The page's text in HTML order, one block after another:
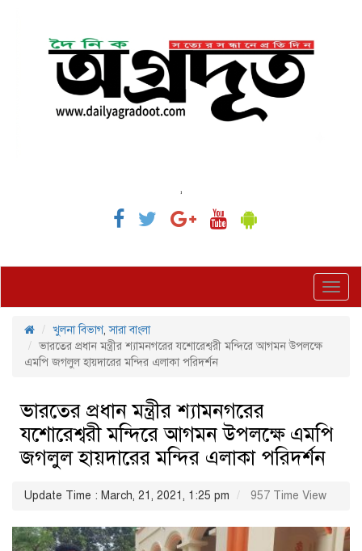
,
খুলনা বিভাগ,সারা বাংলা
ভারতের প্রধান মন্ত্রীর শ্যামনগরের যশোরেশ্বরী মন্দিরে আগমন উপলক্ষে
এমপি জগলুল হায়দারের মন্দির এলাকা পরিদর্শন
ভারতের প্রধান মন্ত্রীর শ্যামনগরের
যশোরেশ্বরী মন্দিরে আগমন উপলক্ষে এমপি
জগলুল হায়দারের মন্দির এলাকা পরিদর্শন
Update Time : March, 21, 2021, 1:25 pm 957 Time View